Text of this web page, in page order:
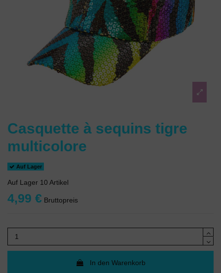
Casquette à sequins tigre
multicolore
Auf Lager
Auf Lager 10 Artikel
4,99 € Bruttopreis
In den Warenkorb